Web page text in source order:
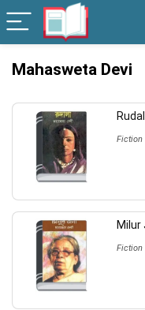
Mahasweta Devi
Fiction
Milur
Fiction